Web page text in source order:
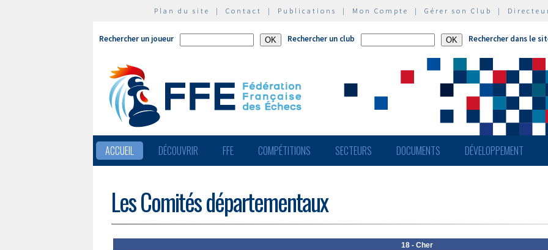
Plan du site | Contact | Publications | Mon Compte | Gérer son Club |
Rechercher un joueur Rechercher un club Rechercher dans le
ACCUEIL DÉCOUVRIR FFE COMPÉTITIONS SECTEURS DOCUMENTS DÉVELOPPEMENT
Les Comités départementaux
18 - Cher